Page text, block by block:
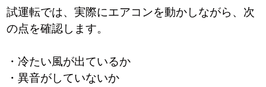
試運転では、実際にエアコンを動かしながら、次
の点を確認します。
・冷たい風が出ているか
・異音がしていないか